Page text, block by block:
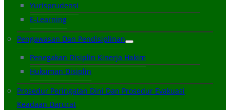
Yurisprudensi
E-Learning
Pengawasan Dan Pendisiplinan
Penegakan Disiplin Kinerja Hakim
Hukuman Disiplin
Prosedur Peringatan Dini Dan Prosedur Evakuasi
Keadaan Darurat